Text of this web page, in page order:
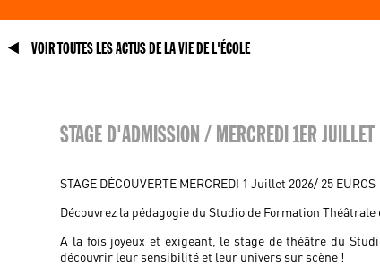
VOIR TOUTES LES ACTUS DE LA VIE DE L'ÉCOLE
STAGE D'ADMISSION / MERCREDI 1ER JUILLET
STAGE DÉCOUVERTE MERCREDI 1 Juillet 2026/ 25 EUROS
Découvrez la pédagogie du Studio de Formation
A la fois joyeux et exigeant, le stage de théâtre du
découvrir leur sensibilité et leur univers sur scène !